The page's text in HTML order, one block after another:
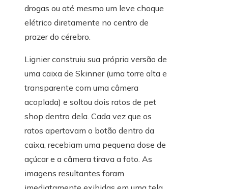
drogas ou até mesmo um leve choque
elétrico diretamente no centro de
prazer do cérebro.
Lignier construiu sua própria versão de
uma caixa de Skinner (uma torre alta e
transparente com uma câmera
acoplada) e soltou dois ratos de pet
shop dentro dela. Cada vez que os
ratos apertavam o botão dentro da
caixa, recebiam uma pequena dose de
açúcar e a câmera tirava a foto. As
imagens resultantes foram